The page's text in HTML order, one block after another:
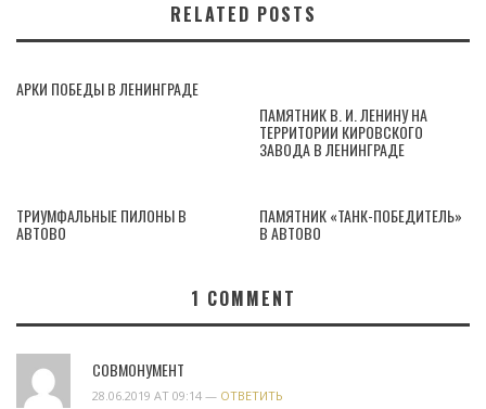
RELATED POSTS
АРКИ ПОБЕДЫ В ЛЕНИНГРАДЕ
ПАМЯТНИК В. И. ЛЕНИНУ НА
ТЕРРИТОРИИ КИРОВСКОГО
ЗАВОДА В ЛЕНИНГРАДЕ
ТРИУМФАЛЬНЫЕ ПИЛОНЫ В
АВТОВО
ПАМЯТНИК «ТАНК-ПОБЕДИТЕЛЬ»
В АВТОВО
1 COMMENT
СОВМОНУМЕНТ
28.06.2019 AT 09:14 — ОТВЕТИТЬ